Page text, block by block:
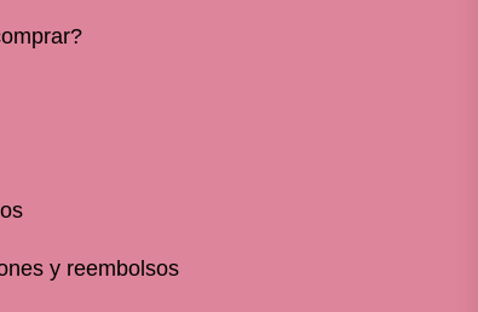
y reembolsos